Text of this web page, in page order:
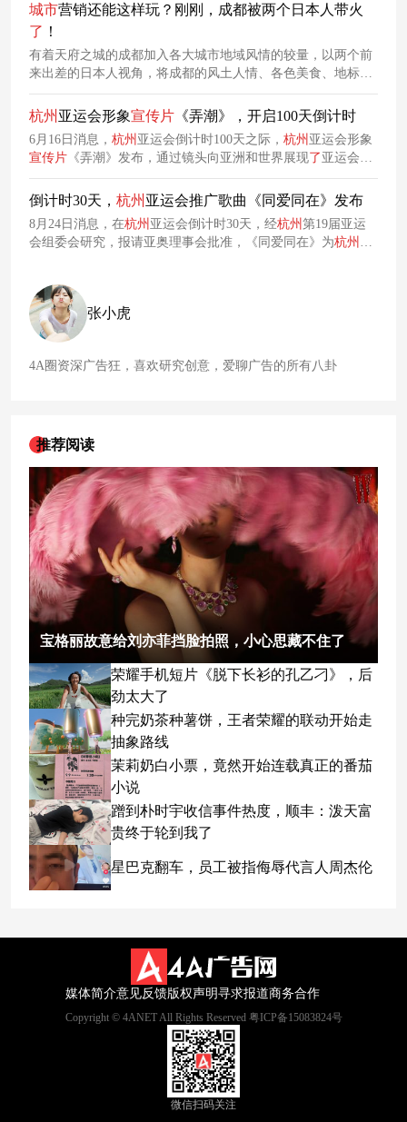
城市营销还能这样玩？刚刚，成都被两个日本人带火
了 ！
有着天府之城的成都加入各大城市地域风情的较量，以两个前
来出差的日本人视角，将成都的风土人情、各色美食、地标建
筑、国宝熊猫等优势一一囊括，略带日式幽默的风格让人爆笑
不断。
杭州 亚运会形象宣传片 《弄潮》，开启100天倒计时
6月16日消息， 杭州 亚运会倒计时100天之际， 杭州 亚运会形象
宣传片 《弄潮》发布，通过镜头向亚洲和世界展现了 亚运会举
办城市——杭州以及五大协办城市的自然之美、文化之美、运
动之美与数字之美。
倒计时30天， 杭州 亚运会推广歌曲《同爱同在》发布
8月24日消息，在杭州 亚运会倒计时30天，经杭州 第19届亚运
会组委会研究，报请亚奥理事会批准，《同爱同在》为杭州 第
布，以温暖有力量的音乐为媒介，唱出亚洲人民的共同心声，
描绘亚洲山水相连、心心相融、共创未来的美好愿景。
张小虎
4A圈资深广告狂，喜欢研究创意，爱聊广告的所有八卦
推荐阅读
宝格丽故意给刘亦菲挡脸拍照，小心思藏不住了
荣耀手机短片《脱下长衫的孔乙刁》，后
劲太大了
种完奶茶种薯饼，王者荣耀的联动开始走
抽象路线
茉莉奶白小票，竟然开始连载真正的番茄
小说
蹭到朴时宇收信事件热度，顺丰：泼天富
贵终于轮到我了
星巴克翻车，员工被指侮辱代言人周杰伦
媒体简介意见反馈版权声明寻求报道商务合作
Copyright © 4ANET All Rights Reserved 粤ICP备15083824号
微信扫码关注